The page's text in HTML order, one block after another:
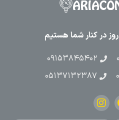
۰۹۱۵۳۸۴۵۴۰۲
۰۵۱۳۷۱۳۲۳۸۷